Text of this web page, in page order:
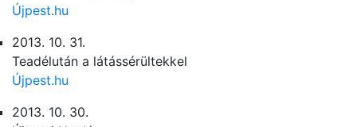
Újpest.hu
2013. 10. 31.
Teadélután a látássérültekkel
Újpest.hu
2013. 10. 30.